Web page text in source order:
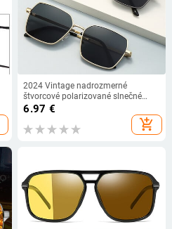
2024 Vintage nadrozmerné
štvorcové polarizované slnečné
okuliare pre mužov a ženy luxusné
značkové dizajnérske retro slnečné
okuliare pre vodičov UV400 okuliare
6.97 €
add_shopping_cart